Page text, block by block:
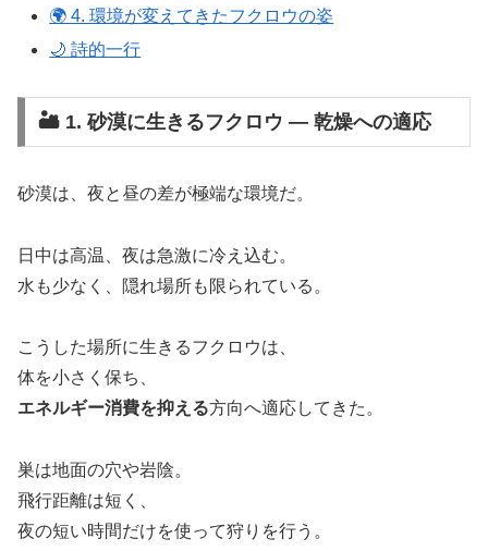
🌍 4. 環境が変えてきたフクロウの姿
🌙 詩的一行
🏜️ 1. 砂漠に生きるフクロウ ― 乾燥への適応
砂漠は、夜と昼の差が極端な環境だ。
日中は高温、夜は急激に冷え込む。
水も少なく、隠れ場所も限られている。
こうした場所に生きるフクロウは、
体を小さく保ち、
エネルギー消費を抑える方向へ適応してきた。
巣は地面の穴や岩陰。
飛行距離は短く、
夜の短い時間だけを使って狩りを行う。